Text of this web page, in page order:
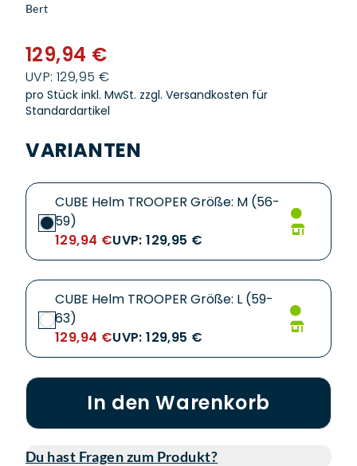
Bert
129,94 €
UVP: 129,95 €
pro Stück inkl. MwSt. zzgl. Versandkosten für
Standardartikel
VARIANTEN
CUBE Helm TROOPER Größe: M (56-
59)
129,94 €UVP: 129,95 €
CUBE Helm TROOPER Größe: L (59-
63)
129,94 €UVP: 129,95 €
In den Warenkorb
Du hast Fragen zum Produkt?